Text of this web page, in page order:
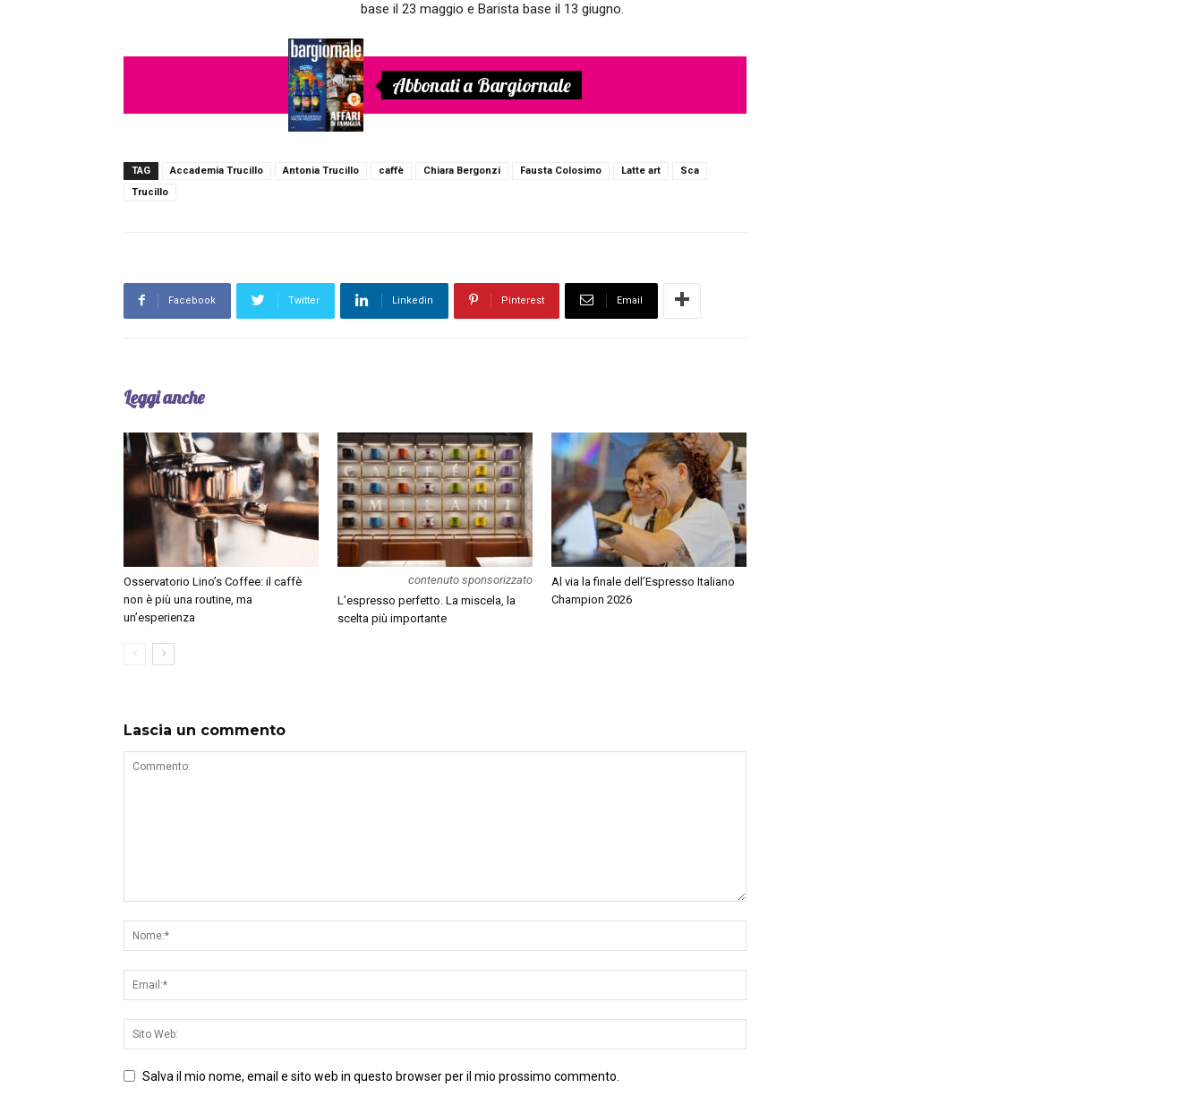
base il 23 maggio e Barista base il 13 giugno.
Abbonati a Bargiornale
TAG Accademia Trucillo Antonia Trucillo caffè Chiara Bergonzi Fausta Colosimo Latte art
Sca
Trucillo
Facebook Twitter Linkedin Pinterest Email
Leggi anche
Osservatorio Lino’s Coffee: il caffè
non è più una routine, ma
un’esperienza
contenuto sponsorizzato
L’espresso perfetto. La miscela, la
scelta più importante
Al via la finale dell’Espresso Italiano
Champion 2026
Lascia un commento
Salva il mio nome, email e sito web in questo browser per il mio prossimo commento.